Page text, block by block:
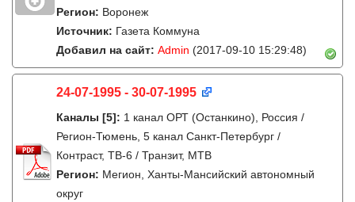
Регион: Воронеж
Источник: Газета Коммуна
Добавил на сайт: Admin (2017-09-10 15:29:48)
24-07-1995 - 30-07-1995
Каналы [5]: 1 канал ОРТ (Останкино), Россия /
Регион-Тюмень, 5 канал Санкт-Петербург /
Контраст, ТВ-6 / Транзит, МТВ
Регион: Мегион, Ханты-Мансийский автономный
округ